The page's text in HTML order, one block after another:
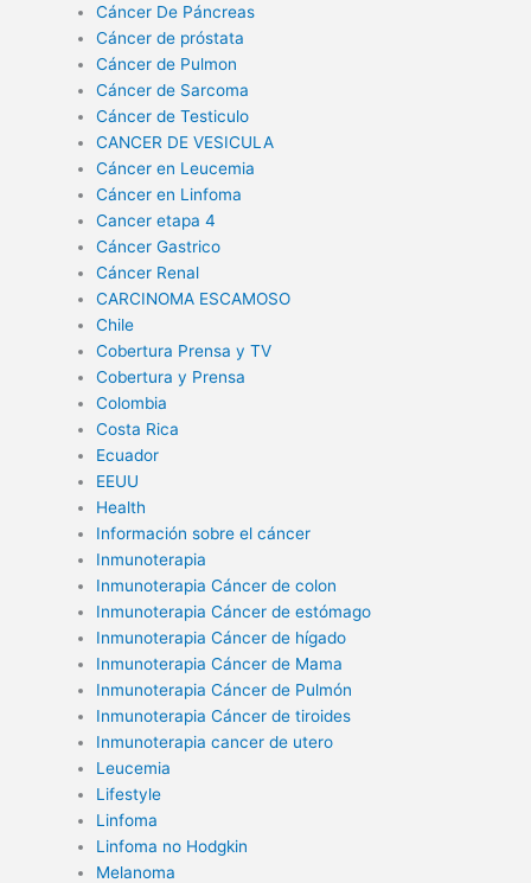
Cáncer De Páncreas
Cáncer de próstata
Cáncer de Pulmon
Cáncer de Sarcoma
Cáncer de Testiculo
CANCER DE VESICULA
Cáncer en Leucemia
Cáncer en Linfoma
Cancer etapa 4
Cáncer Gastrico
Cáncer Renal
CARCINOMA ESCAMOSO
Chile
Cobertura Prensa y TV
Cobertura y Prensa
Colombia
Costa Rica
Ecuador
EEUU
Health
Información sobre el cáncer
Inmunoterapia
Inmunoterapia Cáncer de colon
Inmunoterapia Cáncer de estómago
Inmunoterapia Cáncer de hígado
Inmunoterapia Cáncer de Mama
Inmunoterapia Cáncer de Pulmón
Inmunoterapia Cáncer de tiroides
Inmunoterapia cancer de utero
Leucemia
Lifestyle
Linfoma
Linfoma no Hodgkin
Melanoma